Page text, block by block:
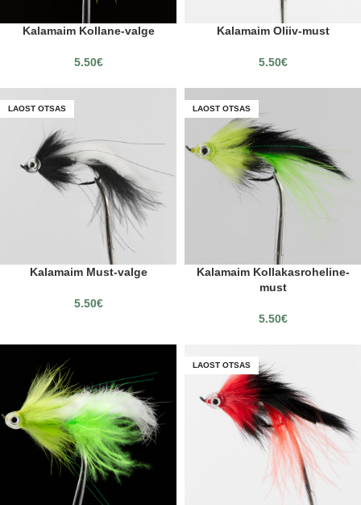
Kalamaim Kollane-valge
5.50€
Kalamaim Oliiv-must
5.50€
LAOST OTSAS
Kalamaim Must-valge
5.50€
LAOST OTSAS
Kalamaim Kollakasroheline-
must
5.50€
LAOST OTSAS